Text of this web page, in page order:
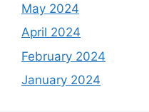
May 2024
April 2024
February 2024
January 2024